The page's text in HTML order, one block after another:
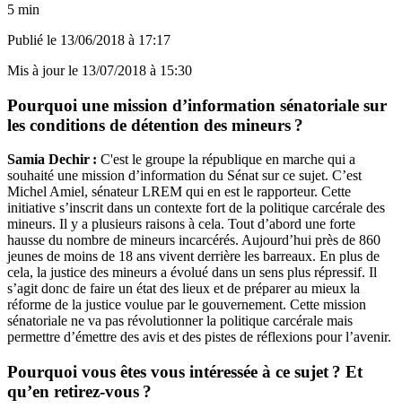
5 min
Publié le 13/06/2018 à 17:17
Mis à jour le 13/07/2018 à 15:30
Pourquoi une mission d’information sénatoriale sur
les conditions de détention des mineurs ?
Samia Dechir : C'est le groupe la république en marche qui a
souhaité une mission d’information du Sénat sur ce sujet. C’est
Michel Amiel, sénateur LREM qui en est le rapporteur. Cette
initiative s’inscrit dans un contexte fort de la politique carcérale des
mineurs. Il y a plusieurs raisons à cela. Tout d’abord une forte
hausse du nombre de mineurs incarcérés. Aujourd’hui près de 860
jeunes de moins de 18 ans vivent derrière les barreaux. En plus de
cela, la justice des mineurs a évolué dans un sens plus répressif. Il
s’agit donc de faire un état des lieux et de préparer au mieux la
réforme de la justice voulue par le gouvernement. Cette mission
sénatoriale ne va pas révolutionner la politique carcérale mais
permettre d’émettre des avis et des pistes de réflexions pour l’avenir.
Pourquoi vous êtes vous intéressée à ce sujet ? Et
qu’en retirez-vous ?